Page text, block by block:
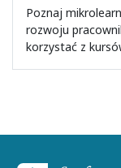
Poznaj
rozwoju
korzystać z